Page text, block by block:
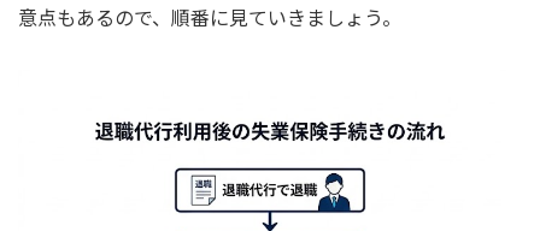
意点もあるので、順番に見ていきましょう。